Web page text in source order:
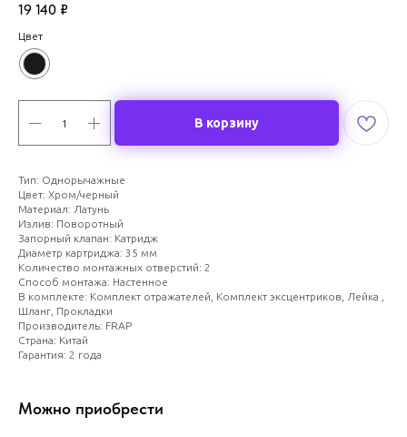
19 140 ₽
Цвет
В корзину
Тип: Однорычажные
Цвет: Хром/черный
Материал: Латунь
Излив: Поворотный
Запорный клапан: Катридж
Диаметр картриджа: 35 мм
Количество монтажных отверстий: 2
Способ монтажа: Настенное
В комплекте: Комплект отражателей, Комплект эксцентриков, Лейка ,
Шланг, Прокладки
Производитель: FRAP
Страна: Китай
Гарантия: 2 года
Можно приобрести